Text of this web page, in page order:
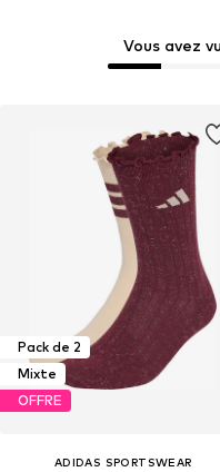
Pack de 2
Mixte
OFFRE
ADIDAS SPORTSWEAR
Vous avez